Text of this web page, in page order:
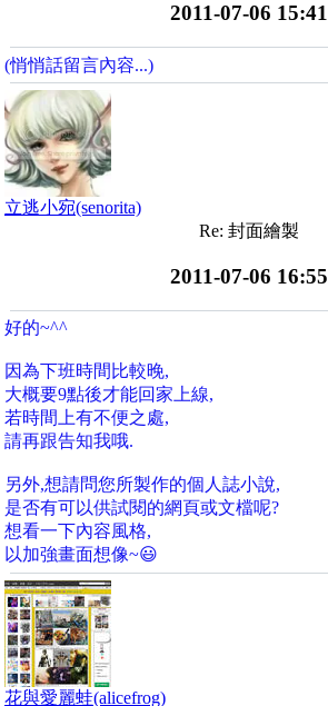
2011-07-06 15:41
(悄悄話留言內容...)
立逃小宛(senorita)
Re: 封面繪製
2011-07-06 16:55
好的~^^
因為下班時間比較晚,
大概要9點後才能回家上線,
若時間上有不便之處,
請再跟告知我哦.
另外,想請問您所製作的個人誌小說,
是否有可以供試閱的網頁或文檔呢?
想看一下內容風格,
以加強畫面想像~😃
花與愛麗蛙(alicefrog)